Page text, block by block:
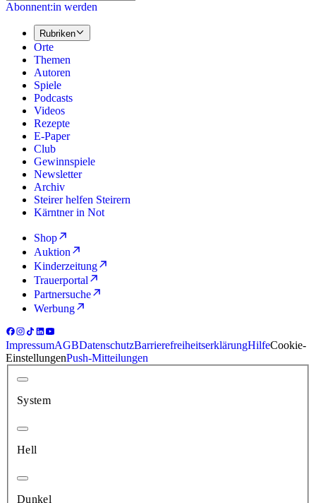
Abonnent:in werden
Rubriken
Orte
Themen
Autoren
Spiele
Podcasts
Videos
Rezepte
E-Paper
Club
Gewinnspiele
Newsletter
Archiv
Steirer helfen Steirern
Kärntner in Not
Shop
Auktion
Kinderzeitung
Trauerportal
Partnersuche
Werbung
ImpressumAGBDatenschutzBarrierefreiheitserklärungHilfeCookie-
EinstellungenPush-Mitteilungen
System
Hell
Dunkel